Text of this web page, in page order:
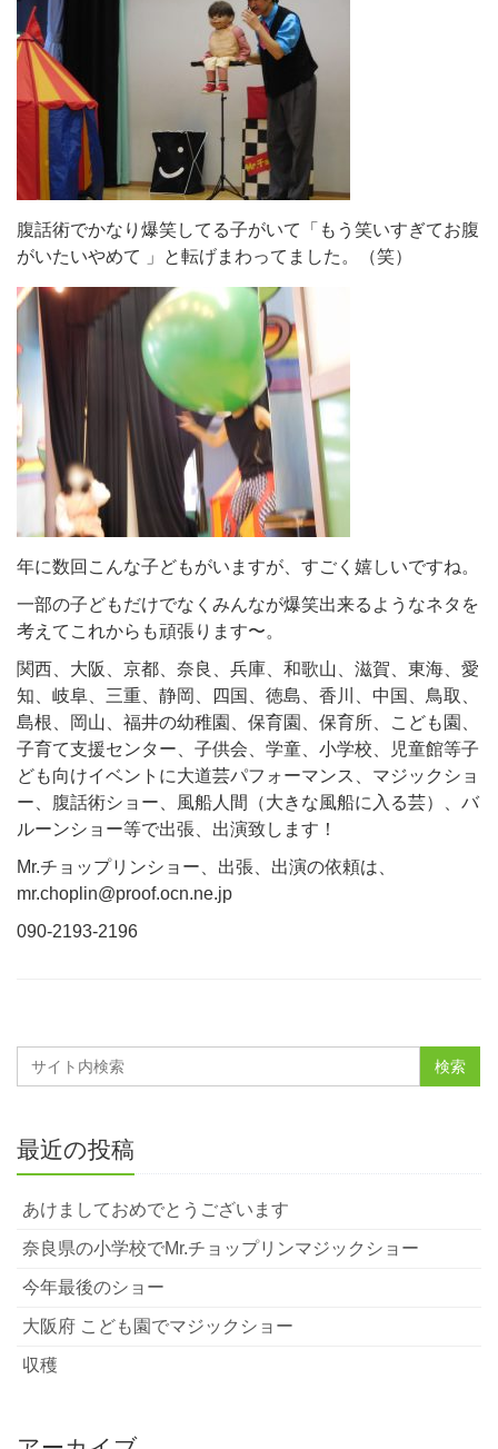
腹話術でかなり爆笑してる子がいて「もう笑いすぎてお腹
がいたいやめて 」と転げまわってました。（笑）
年に数回こんな子どもがいますが、すごく嬉しいですね。
一部の子どもだけでなくみんなが爆笑出来るようなネタを
考えてこれからも頑張ります〜。
関西、大阪、京都、奈良、兵庫、和歌山、滋賀、東海、愛
知、岐阜、三重、静岡、四国、徳島、香川、中国、鳥取、
島根、岡山、福井の幼稚園、保育園、保育所、こども園、
子育て支援センター、子供会、学童、小学校、児童館等子
ども向けイベントに大道芸パフォーマンス、マジックショ
ー、腹話術ショー、風船人間（大きな風船に入る芸）、バ
ルーンショー等で出張、出演致します！
Mr.チョップリンショー、出張、出演の依頼は、
mr.choplin@proof.ocn.ne.jp
090-2193-2196
最近の投稿
あけましておめでとうございます
奈良県の小学校でMr.チョップリンマジックショー
今年最後のショー
大阪府 こども園でマジックショー
収穫